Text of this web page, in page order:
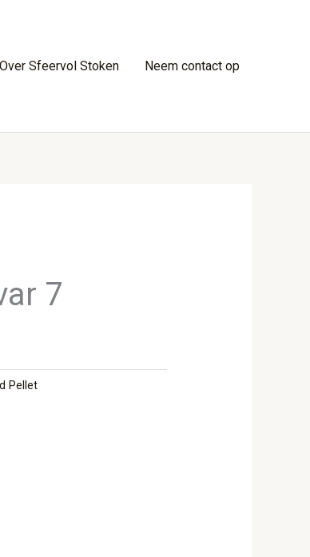
Over Sfeervol Stoken Neem contact op
7
Pellet